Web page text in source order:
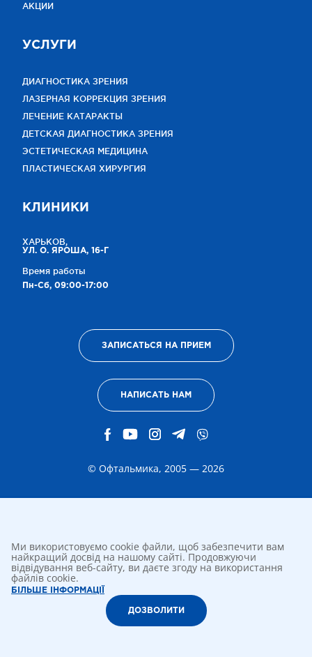
АКЦИИ
УСЛУГИ
ДИАГНОСТИКА ЗРЕНИЯ
ЛАЗЕРНАЯ КОРРЕКЦИЯ ЗРЕНИЯ
ЛЕЧЕНИЕ КАТАРАКТЫ
ДЕТСКАЯ ДИАГНОСТИКА ЗРЕНИЯ
ЭСТЕТИЧЕСКАЯ МЕДИЦИНА
ПЛАСТИЧЕСКАЯ ХИРУРГИЯ
КЛИНИКИ
ХАРЬКОВ,
УЛ. О. ЯРОША, 16-Г
Время работы
Пн-Сб, 09:00-17:00
ЗАПИСАТЬСЯ НА ПРИЕМ
НАПИСАТЬ НАМ
© Офтальмика, 2005 — 2026
Ми використовуємо cookie файли, щоб забезпечити вам
найкращий досвід на нашому сайті. Продовжуючи
відвідування веб-сайту, ви даєте згоду на використання
файлів cookie.
БІЛЬШЕ ІНФОРМАЦІЇ
ДОЗВОЛИТИ